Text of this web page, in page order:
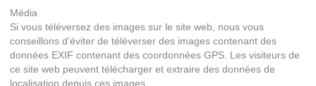
Média
Si vous téléversez des images sur le site web, nous vous
conseillons d’éviter de téléverser des images contenant des
données EXIF contenant des coordonnées GPS. Les visiteurs de
ce site web peuvent télécharger et extraire des données de
localisation depuis ces images.